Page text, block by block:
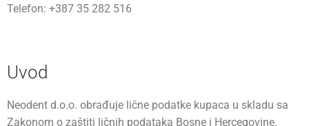
Telefon: +387 35 282 516
Uvod
Neodent d.o.o. obrađuje lične podatke kupaca u skladu sa
Zakonom o zaštiti ličnih podataka Bosne i Hercegovine.